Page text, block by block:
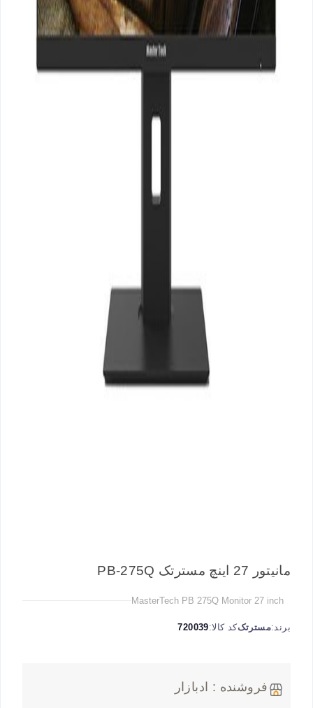
مانیتور 27 اینچ مسترتک PB-275Q
MasterTech PB 275Q Monitor 27 inch
برند:مسترتککد کالا:720039
فروشنده : ادبازار